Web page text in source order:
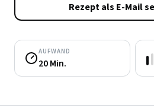
Rezept als E-Mail
AUFWAND
20 Min.